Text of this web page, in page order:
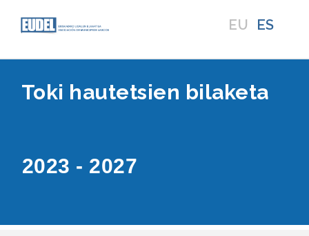
EU ES
Toki hautetsien bilaketa
2023 - 2027